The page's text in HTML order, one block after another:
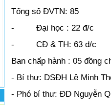
Tổng số ĐVTN: 85
- Đại học : 22 đ/c
- CĐ & TH: 63 d/c
Ban chấp hành : 05 đồng
- Bí thư: DSĐH Lê Minh
- Phó bí thư: ĐD Nguyễn